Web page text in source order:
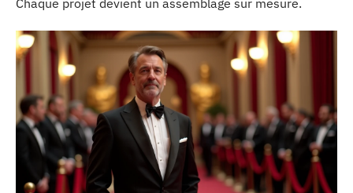
Chaque projet devient un assemblage sur mesure.